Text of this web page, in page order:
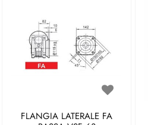
FLANGIA LATERALE FA